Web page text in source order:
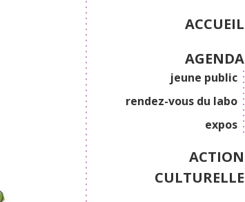
ACCUEIL
AGENDA
jeune public
rendez-vous du labo
expos
ACTION
CULTURELLE